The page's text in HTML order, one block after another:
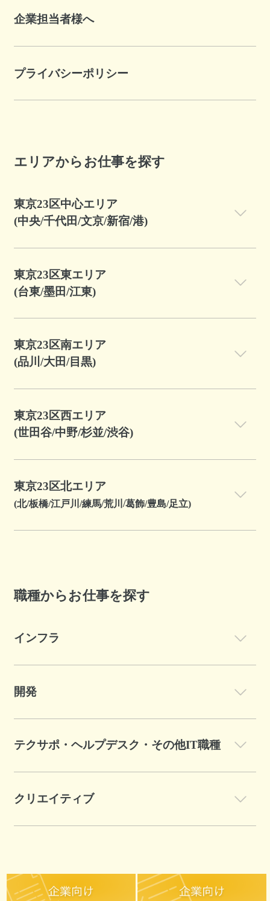
企業担当者様へ
プライバシーポリシー
エリアからお仕事を探す
東京23区中心エリア
(中央/千代田/文京/新宿/港)
東京23区東エリア
(台東/墨田/江東)
東京23区南エリア
(品川/大田/目黒)
東京23区西エリア
(世田谷/中野/杉並/渋谷)
東京23区北エリア
(北/板橋/江戸川/練馬/荒川/葛飾/豊島/足立)
職種からお仕事を探す
インフラ
開発
テクサポ・ヘルプデスク・その他IT職種
クリエイティブ